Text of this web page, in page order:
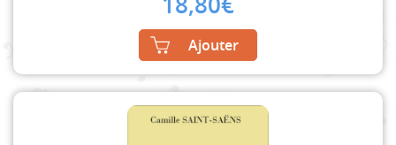
Ajouter